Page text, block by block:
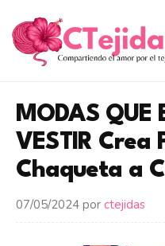
contenido
MODAS QUE
VESTIR Crea
Chaqueta a
07/05/2024 por ctejidas